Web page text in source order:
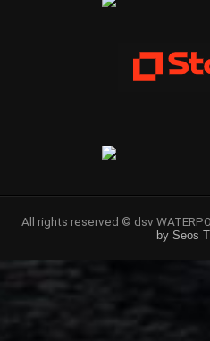
All rights reserved © dsv
by Seos